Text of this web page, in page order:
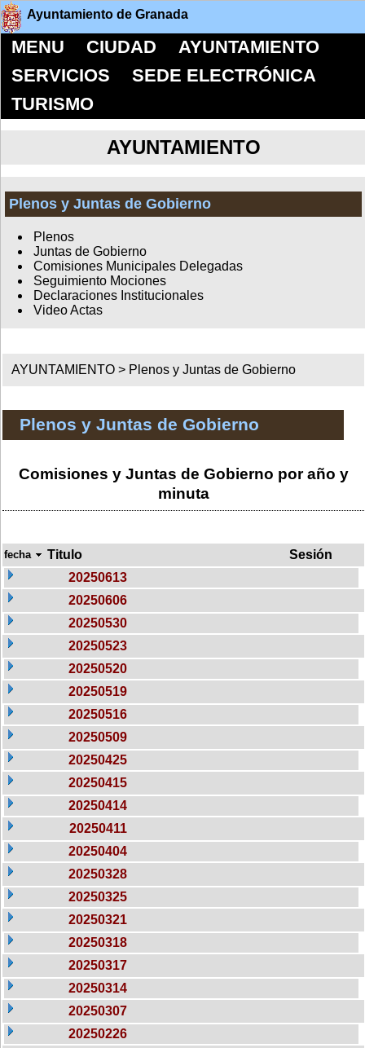
Ayuntamiento de Granada
MENU CIUDAD
AYUNTAMIENTO
SERVICIOS
SEDE ELECTRÓNICA
TURISMO
AYUNTAMIENTO
Plenos y Juntas de Gobierno
Plenos
Juntas de Gobierno
Comisiones Municipales Delegadas
Seguimiento Mociones
Declaraciones Institucionales
Video Actas
AYUNTAMIENTO > Plenos y Juntas de Gobierno
Plenos y Juntas de Gobierno
Comisiones y Juntas de Gobierno por año y
minuta
fecha Titulo
Sesión
20250613
20250606
20250530
20250523
20250520
20250519
20250516
20250509
20250425
20250415
20250414
20250411
20250404
20250328
20250325
20250321
20250318
20250317
20250314
20250307
20250226